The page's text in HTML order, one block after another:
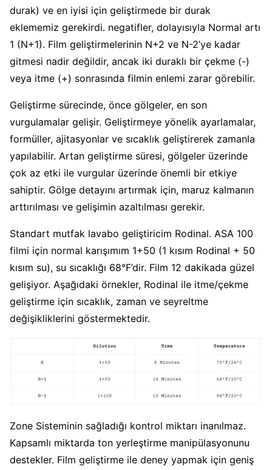
durak) ve en iyisi için geliştirmede bir durak
eklememiz gerekirdi. negatifler, dolayısıyla Normal artı
1 (N+1). Film geliştirmelerinin N+2 ve N-2’ye kadar
gitmesi nadir değildir, ancak iki duraklı bir çekme (-)
veya itme (+) sonrasında filmin enlemi zarar görebilir.
Geliştirme sürecinde, önce gölgeler, en son
vurgulamalar gelişir. Geliştirmeye yönelik ayarlamalar,
formüller, ajitasyonlar ve sıcaklık geliştirerek zamanla
yapılabilir. Artan geliştirme süresi, gölgeler üzerinde
çok az etki ile vurgular üzerinde önemli bir etkiye
sahiptir. Gölge detayını artırmak için, maruz kalmanın
arttırılması ve gelişimin azaltılması gerekir.
Standart mutfak lavabo geliştiricim Rodinal. ASA 100
filmi için normal karışımım 1+50 (1 kısım Rodinal + 50
kısım su), su sıcaklığı 68°F’dir. Film 12 dakikada güzel
gelişiyor. Aşağıdaki örnekler, Rodinal ile itme/çekme
geliştirme için sıcaklık, zaman ve seyreltme
değişikliklerini göstermektedir.
Zone Sisteminin sağladığı kontrol miktarı inanılmaz.
Kapsamlı miktarda ton yerleştirme manipülasyonunu
destekler. Film geliştirme ile deney yapmak için geniş